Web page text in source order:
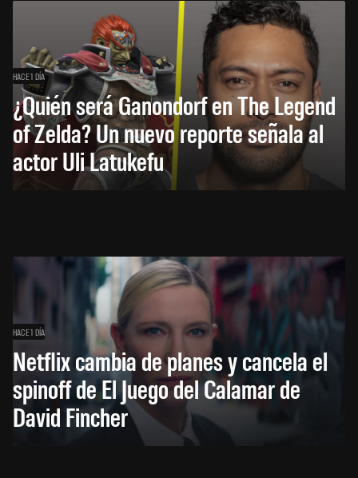
HACE 1 DÍA
¿Quién será Ganondorf en The Legend
of Zelda? Un nuevo reporte señala al
actor Uli Latukefu
HACE 1 DÍA
Netflix cambia de planes y cancela el
spinoff de El Juego del Calamar de
David Fincher